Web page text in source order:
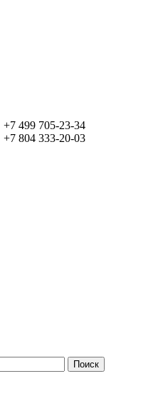
+7 499 705-23-34
+7 804 333-20-03